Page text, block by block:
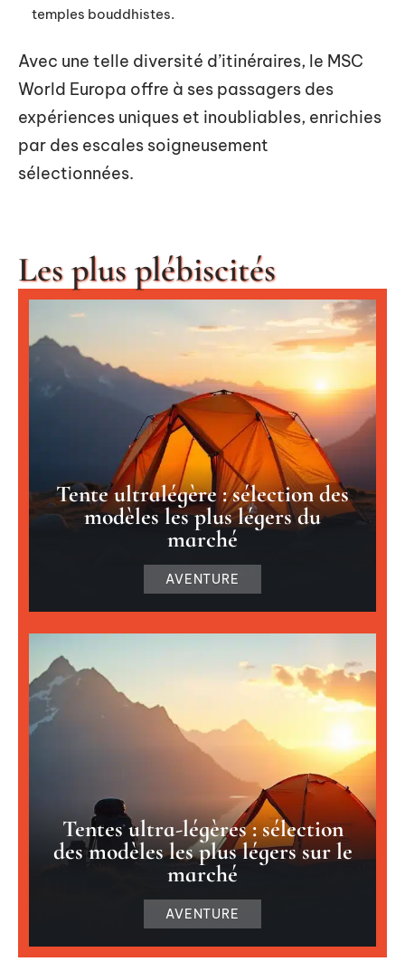
temples bouddhistes.
Avec une telle diversité d’itinéraires, le MSC
World Europa offre à ses passagers des
expériences uniques et inoubliables, enrichies
par des escales soigneusement
sélectionnées.
Les plus plébiscités
Tente ultralégère : sélection des
modèles les plus légers du
marché
AVENTURE
Tentes ultra-légères : sélection
des modèles les plus légers sur le
marché
AVENTURE